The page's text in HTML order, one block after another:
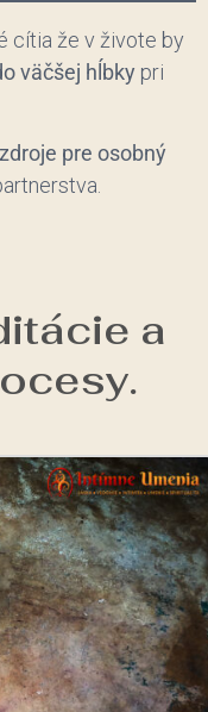
cítia že v živote by
väčšej hĺbky pri
zdroje pre osobný
a